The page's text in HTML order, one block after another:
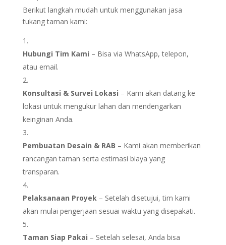
Berikut langkah mudah untuk menggunakan jasa
tukang taman kami:
Hubungi Tim Kami – Bisa via WhatsApp, telepon,
atau email.
Konsultasi & Survei Lokasi – Kami akan datang ke
lokasi untuk mengukur lahan dan mendengarkan
keinginan Anda.
Pembuatan Desain & RAB – Kami akan memberikan
rancangan taman serta estimasi biaya yang
transparan.
Pelaksanaan Proyek– Setelah disetujui, tim kami
akan mulai pengerjaan sesuai waktu yang disepakati.
Taman Siap Pakai – Setelah selesai, Anda bisa